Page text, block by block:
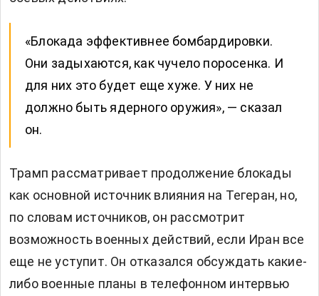
«Блокада эффективнее бомбардировки.
Они задыхаются, как чучело поросенка. И
для них это будет еще хуже. У них не
должно быть ядерного оружия», — сказал
он.
Трамп рассматривает продолжение блокады
как основной источник влияния на Тегеран, но,
по словам источников, он рассмотрит
возможность военных действий, если Иран все
еще не уступит. Он отказался обсуждать какие-
либо военные планы в телефонном интервью